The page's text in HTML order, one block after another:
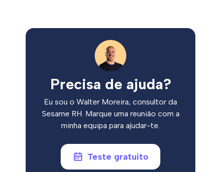
Precisa de ajuda?
Eu sou o Walter Moreira, consultor da
Sesame RH. Marque uma reunião com a
minha equipa para ajudar-te.
Teste gratuito